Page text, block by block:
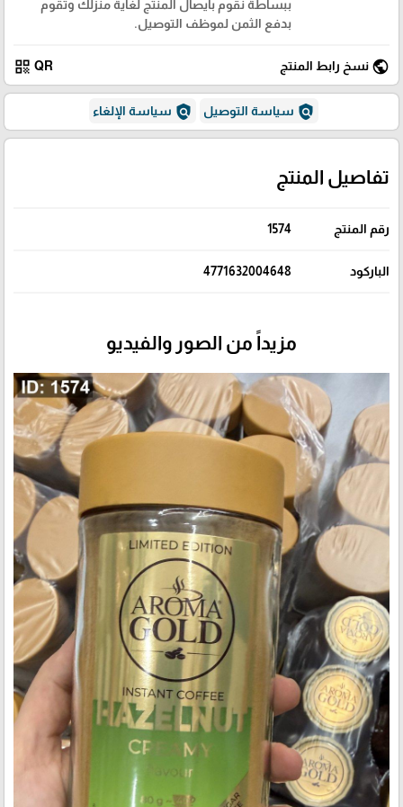
ببساطة نقوم بايصال المنتج لغاية منزلك وتقوم
بدفع الثمن لموظف التوصيل.
public نسخ رابط المنتج QR
qr_code
policy سياسة التوصيل policy سياسة الإلغاء
تفاصيل المنتج
رقم المنتج 1574
الباركود 4771632004648
مزيداً من الصور والفيديو